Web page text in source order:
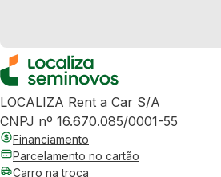
LOCALIZA Rent a Car S/A
CNPJ nº 16.670.085/0001-55
Financiamento
Parcelamento no cartão
Carro na troca